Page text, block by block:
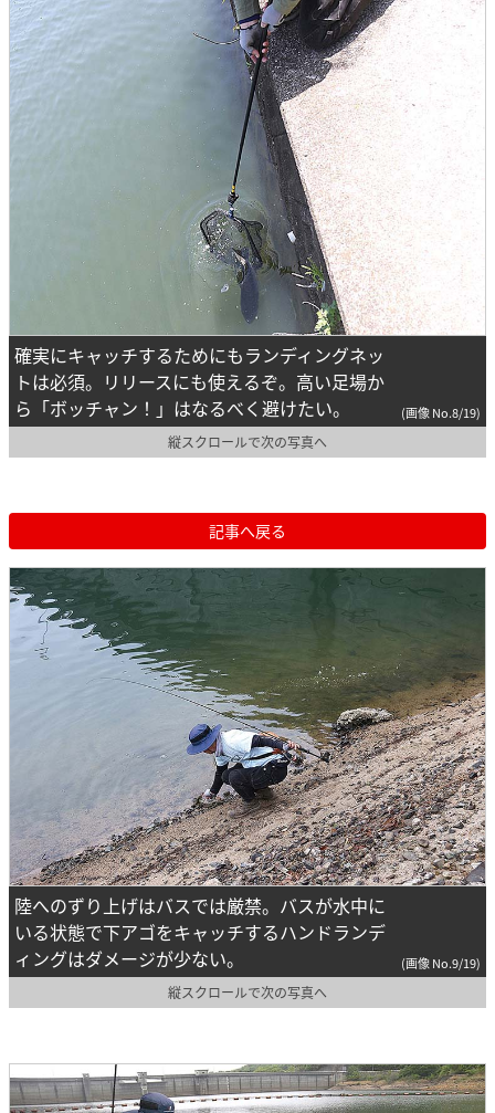
確実にキャッチするためにもランディングネッ
トは必須。リリースにも使えるぞ。高い足場か
ら「ボッチャン！」はなるべく避けたい。
(画像 No.8/19)
縦スクロールで次の写真へ
記事へ戻る
陸へのずり上げはバスでは厳禁。バスが水中に
いる状態で下アゴをキャッチするハンドランデ
ィングはダメージが少ない。
(画像 No.9/19)
縦スクロールで次の写真へ